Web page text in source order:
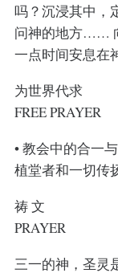
吗？沉浸其中
问神的地方……
一点时间安息在
为世界代求
FREE PRAYER
• 教会中的合一
植堂者和一切传
祷 文
PRAYER
三一的神，圣灵